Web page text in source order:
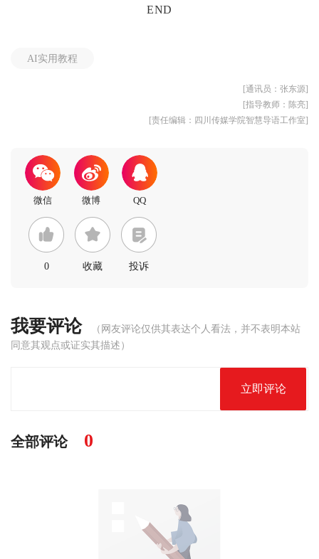
END
AI实用教程
[通讯员：张东源]
[指导教师：陈亮]
[责任编辑：四川传媒学院智慧导语工作室]
0 收藏 投诉
我要评论
（网友评论仅供其表达个人看法，并不表明本站
同意其观点或证实其描述）
立即评论
全部评论 0